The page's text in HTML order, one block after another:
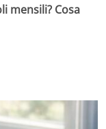
mensili? Cosa